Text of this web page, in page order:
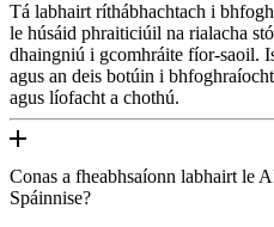
Tá labhairt ríthábhachtach i
le húsáid phraiticiúil na rialacha
dhaingniú i gcomhráite fíor-saoil.
agus an deis botúin i
agus líofacht a chothú.
Conas a fheabhsaíonn labhairt le
Spáinnise?